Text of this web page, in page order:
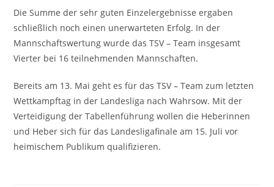
Die Summe der sehr guten Einzelergebnisse ergaben
schließlich noch einen unerwarteten Erfolg. In der
Mannschaftswertung wurde das TSV – Team insgesamt
Vierter bei 16 teilnehmenden Mannschaften.
Bereits am 13. Mai geht es für das TSV – Team zum letzten
Wettkampftag in der Landesliga nach Wahrsow. Mit der
Verteidigung der Tabellenführung wollen die Heberinnen
und Heber sich für das Landesligafinale am 15. Juli vor
heimischem Publikum qualifizieren.